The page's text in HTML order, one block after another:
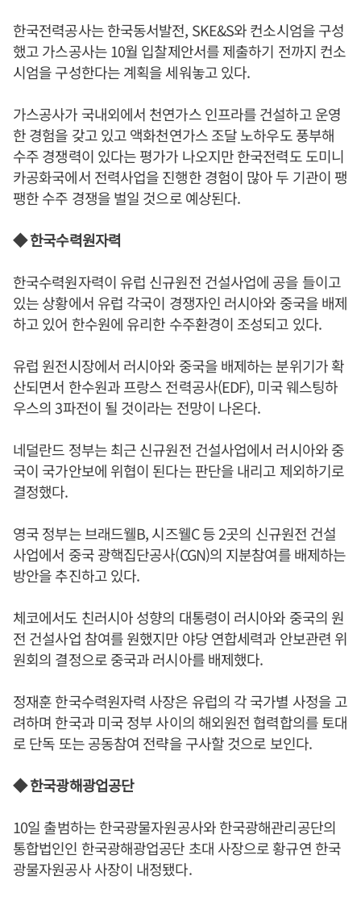
한국전력공사는 한국동서발전, SKE&S와 컨소시엄을 구성
했고 가스공사는 10월 입찰제안서를 제출하기 전까지 컨소
시엄을 구성한다는 계획을 세워놓고 있다.
가스공사가 국내외에서 천연가스 인프라를 건설하고 운영
한 경험을 갖고 있고 액화천연가스 조달 노하우도 풍부해
수주 경쟁력이 있다는 평가가 나오지만 한국전력도 도미니
카공화국에서 전력사업을 진행한 경험이 많아 두 기관이 팽
팽한 수주 경쟁을 벌일 것으로 예상된다.
◆ 한국수력원자력
한국수력원자력이 유럽 신규원전 건설사업에 공을 들이고
있는 상황에서 유럽 각국이 경쟁자인 러시아와 중국을 배제
하고 있어 한수원에 유리한 수주환경이 조성되고 있다.
유럽 원전시장에서 러시아와 중국을 배제하는 분위기가 확
산되면서 한수원과 프랑스 전력공사(EDF), 미국 웨스팅하
우스의 3파전이 될 것이라는 전망이 나온다.
네덜란드 정부는 최근 신규원전 건설사업에서 러시아와 중
국이 국가안보에 위협이 된다는 판단을 내리고 제외하기로
결정했다.
영국 정부는 브래드웰B, 시즈웰C 등 2곳의 신규원전 건설
사업에서 중국 광핵집단공사(CGN)의 지분참여를 배제하는
방안을 추진하고 있다.
체코에서도 친러시아 성향의 대통령이 러시아와 중국의 원
전 건설사업 참여를 원했지만 야당 연합세력과 안보관련 위
원회의 결정으로 중국과 러시아를 배제했다.
정재훈 한국수력원자력 사장은 유럽의 각 국가별 사정을 고
려하며 한국과 미국 정부 사이의 해외원전 협력합의를 토대
로 단독 또는 공동참여 전략을 구사할 것으로 보인다.
◆ 한국광해광업공단
10일 출범하는 한국광물자원공사와 한국광해관리공단의
통합법인인 한국광해광업공단 초대 사장으로 황규연 한국
광물자원공사 사장이 내정됐다.